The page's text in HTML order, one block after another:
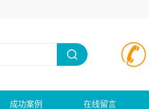
成功案例 在线留言